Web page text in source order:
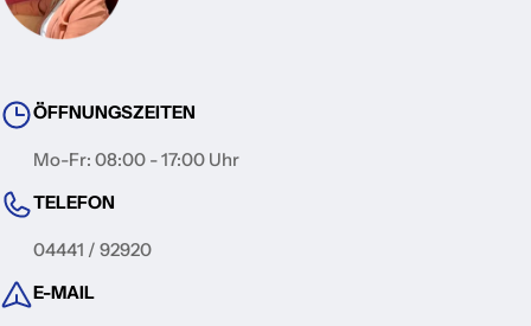
ÖFFNUNGSZEITEN
Mo-Fr: 08:00 - 17:00 Uhr
TELEFON
04441 / 92920
E-MAIL